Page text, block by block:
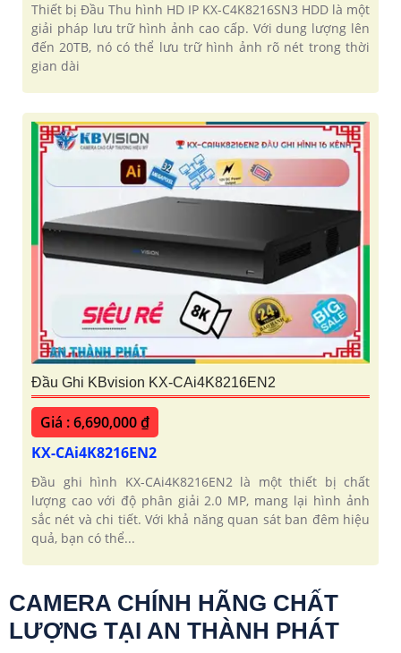
Thiết bị Đầu Thu hình HD IP KX-C4K8216SN3 HDD là một
giải pháp lưu trữ hình ảnh cao cấp. Với dung lượng lên
đến 20TB, nó có thể lưu trữ hình ảnh rõ nét trong thời
gian dài
Đầu Ghi KBvision KX-CAi4K8216EN2
Giá : 6,690,000 ₫
KX-CAi4K8216EN2
Đầu ghi hình KX-CAi4K8216EN2 là một thiết bị chất
lượng cao với độ phân giải 2.0 MP, mang lại hình ảnh
sắc nét và chi tiết. Với khả năng quan sát ban đêm hiệu
quả, bạn có thể...
CAMERA CHÍNH HÃNG CHẤT
LƯỢNG TẠI AN THÀNH PHÁT